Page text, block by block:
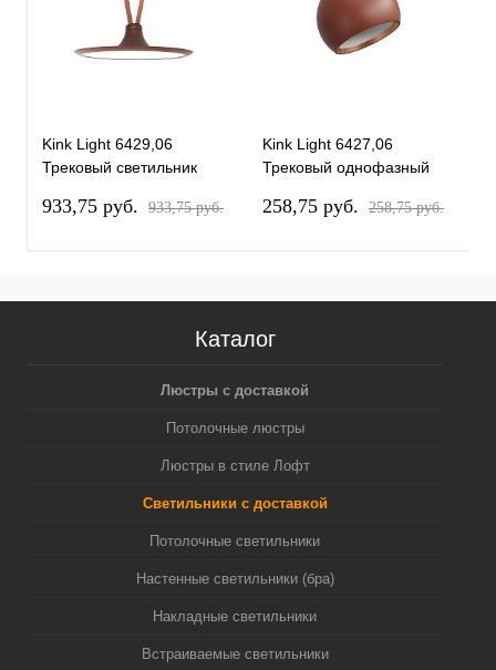
Kink Light 6429,06
Трековый светильник
d40,8 h11,1 Led 15W
933,75 pуб. 933,75 pуб.
Kink Light 6427,06
Трековый однофазный
Сатори терракотовый
258,75 pуб. 258,75 pуб.
Каталог
Люстры с доставкой
Потолочные люстры
Люстры в стиле Лофт
Светильники с доставкой
Потолочные светильники
Настенные светильники (бра)
Накладные светильники
Встраиваемые светильники